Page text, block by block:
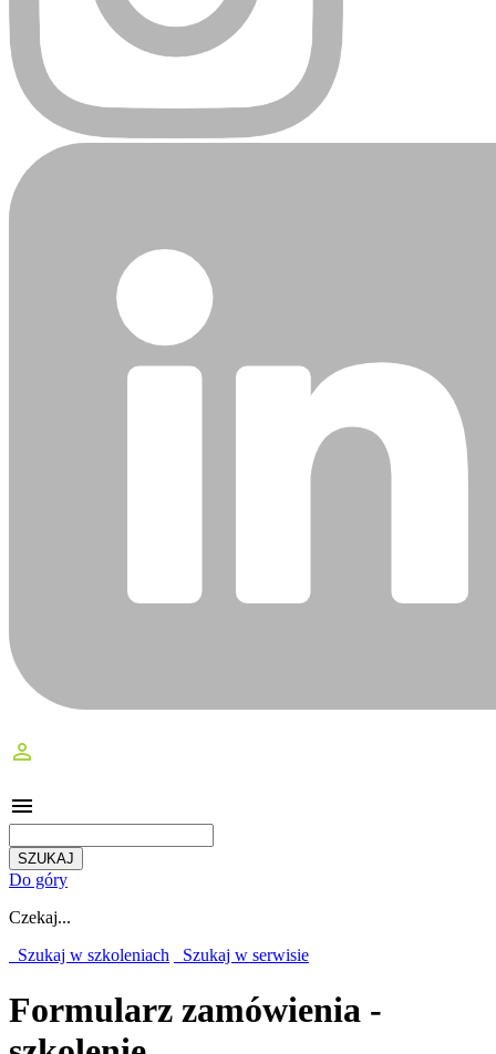
perm_identity
menu
Do góry
Czekaj...
Szukaj w szkoleniach
Szukaj w serwisie
Formularz zamówienia -